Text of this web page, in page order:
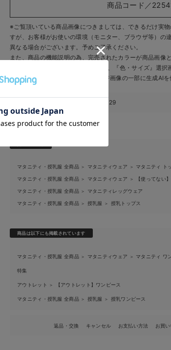
商品コード／
※ご覧頂いている商品画像につきましては、できるだけ実
すが、 お客様がお使いの環境（モニター、ブラウザ等）の
異なる場合がございます。予めご了承ください。
また、商品の機能説明の為、完売されたカラーが商品画像
す。 販売中のカラーにつきましては、『色・サイズ』選
いいたします。
※商品画像・イメージ画像の一部に生成AI
29
マタニティ・授乳服 全商品 ＞ マタニティウェア ＞ マタニティ ト
マタニティ・授乳服 全商品 ＞ マタニティウェア ＞ 【使ってない
マタニティ・授乳服 全商品 ＞ マタニティレッグウェア
マタニティ・授乳服 全商品 ＞ 授乳服 ＞ 授乳トップス
商品は以下にも掲載されています
マタニティ・授乳服 全商品 ＞ マタニティウェア ＞ マタニティ ワ
特集
アウトレット ＞ 【アウトレット】ワンピース
マタニティ・授乳服 全商品 ＞ 授乳服 ＞ 授乳ワンピース
返品・交換 キャンセル お支払い方法 お買
品を確認する